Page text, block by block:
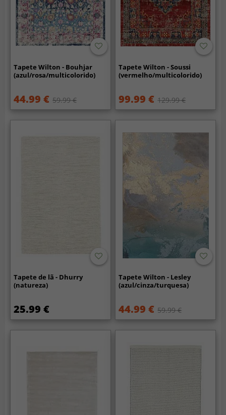
Tapete Wilton - Bouhjar
(azul/rosa/multicolorido)
44.99 € 59.99 €
Tapete Wilton - Soussi
(vermelho/multicolorido)
99.99 € 129.99 €
Tapete de lã - Dhurry
(natureza)
25.99 €
Tapete Wilton - Lesley
(azul/cinza/turquesa)
44.99 € 59.99 €